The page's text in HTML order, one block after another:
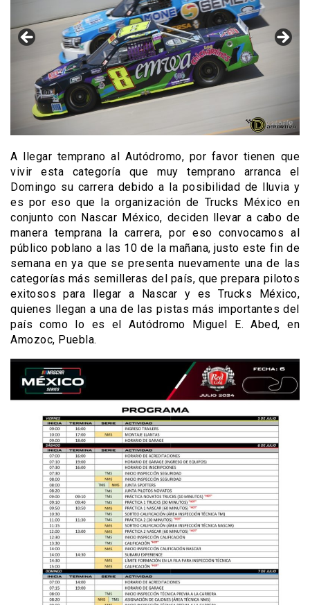
A llegar temprano al Autódromo, por favor tienen que
vivir esta categoría que muy temprano arranca el
Domingo su carrera debido a la posibilidad de lluvia y
es por eso que la organización de Trucks México en
conjunto con Nascar México, deciden llevar a cabo de
manera temprana la carrera, por eso convocamos al
público poblano a las 10 de la mañana, justo este fin de
semanaen ya que se presenta nuevamente una de las
categorías más semilleras del país, que prepara pilotos
exitosos para llegar a Nascar y esTrucks México,
quienes llegan a una de las pistas más importantes del
país como lo es el Autódromo Miguel E. Abed, en
Amozoc, Puebla.